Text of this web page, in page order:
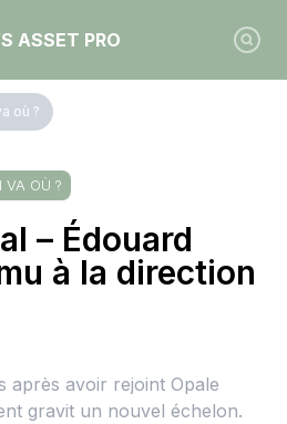
ASSET PRO
où ?
VA OÙ ?
– Édouard
à la direction
après avoir rejoint Opale
gravit un nouvel échelon.